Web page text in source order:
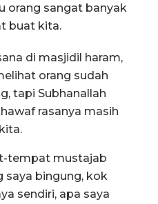
orang sangat banyak
buat kita.
di masjidil haram,
orang sudah
tapi Subhanallah
rasanya masih
tempat mustajab
saya bingung, kok
sendiri, apa saya